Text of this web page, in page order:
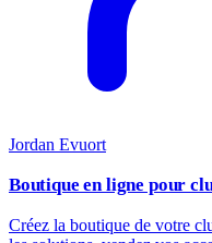
Jordan Evuort
Boutique en ligne pour
Créez la boutique de votre